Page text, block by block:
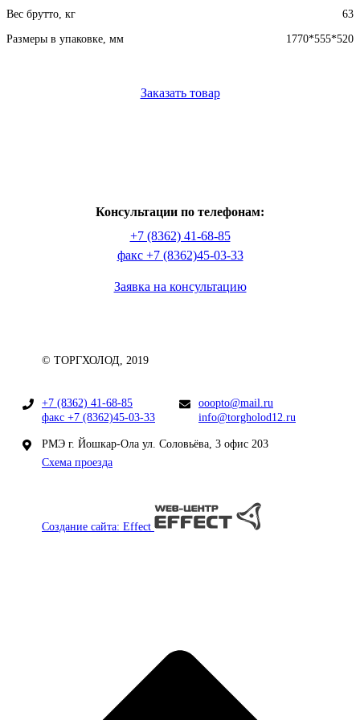
Вес брутто, кг 63
Размеры в упаковке, мм 1770*555*520
Заказать товар
Консультации по телефонам:
+7 (8362) 41-68-85
факс +7 (8362)45-03-33
Заявка на консультацию
© ТОРГХОЛОД, 2019
+7 (8362) 41-68-85
факс +7 (8362)45-03-33
ooopto@mail.ru
info@torgholod12.ru
РМЭ г. Йошкар-Ола ул. Соловьёва, 3 офис 203
Схема проезда
Создание сайта: Effect